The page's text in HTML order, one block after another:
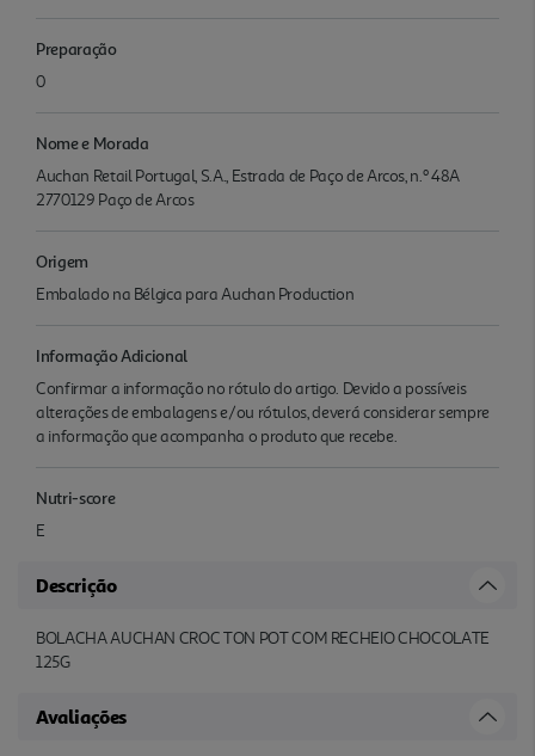
Preparação
0
Nome e Morada
Auchan Retail Portugal, S.A., Estrada de Paço de Arcos, n.º 48A
2770129 Paço de Arcos
Origem
Embalado na Bélgica para Auchan Production
Informação Adicional
Confirmar a informação no rótulo do artigo. Devido a possíveis
alterações de embalagens e/ou rótulos, deverá considerar sempre
a informação que acompanha o produto que recebe.
Nutri-score
E
Descrição
BOLACHA AUCHAN CROC TON POT COM RECHEIO CHOCOLATE
125G
Avaliações